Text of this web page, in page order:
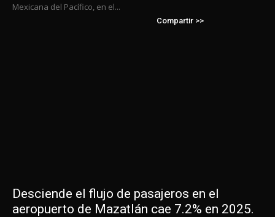
Mexicana del Pacífico, en el...
Compartir >>
Desciende el flujo de pasajeros en el
aeropuerto de Mazatlán cae 7.2% en 2025.